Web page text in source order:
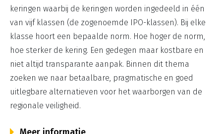
keringen waarbij de keringen worden ingedeeld in één
van vijf klassen (de zogenoemde IPO-klassen). Bij elke
klasse hoort een bepaalde norm. Hoe hoger de norm,
hoe sterker de kering. Een gedegen maar kostbare en
niet altijd transparante aanpak. Binnen dit thema
zoeken we naar betaalbare, pragmatische en goed
uitlegbare alternatieven voor het waarborgen van de
regionale veiligheid.